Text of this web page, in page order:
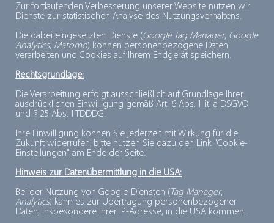
Zur fortlaufenden Verbesserung unserer Website nutzen wir
Dienste zur statistischen Analyse des Nutzungsverhaltens.
Die dabei eingesetzten Dienste (Google Tag Manager, Google
Analytics, Matomo) können personenbezogene Daten
verarbeiten und Cookies auf Ihrem Endgerät speichern.
Rechtsgrundlage:
Die Verarbeitung erfolgt ausschließlich auf Grundlage Ihrer
ausdrücklichen Einwilligung gemäß Art. 6 Abs. 1 lit. a DSGVO
und § 25 Abs. 1 TDDDG.
Ihre Einwilligung können Sie jederzeit mit Wirkung für die
Zukunft widerrufen; bitte nutzen Sie dazu den Link "Cookie-
Einstellungen" am Ende der Seite.
Hinweis zur Datenübermittlung in die USA:
Bei der Nutzung von Google-Diensten (Tag Manager,
Analytics) kann es zur Übertragung personenbezogener
Daten, insbesondere Ihrer IP-Adresse, in die USA kommen.
Bittertenstrasse 15
CH-4702 Oensingen
Telefon: +41 62 388 03-50
Internet:www.kaelteplaner.ch
Beschreibung:
Planung von Kälteanlagen für Industrie, Logistik
und Produktionsbetriebe